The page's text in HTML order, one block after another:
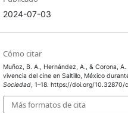
2024-07-03
Cómo citar
Muñoz, B. A., Hernández, A., & Corona,
vivencia del cine en Saltillo, México
Sociedad, 1–18. https://doi.org/10.32870/
Más formatos de cita